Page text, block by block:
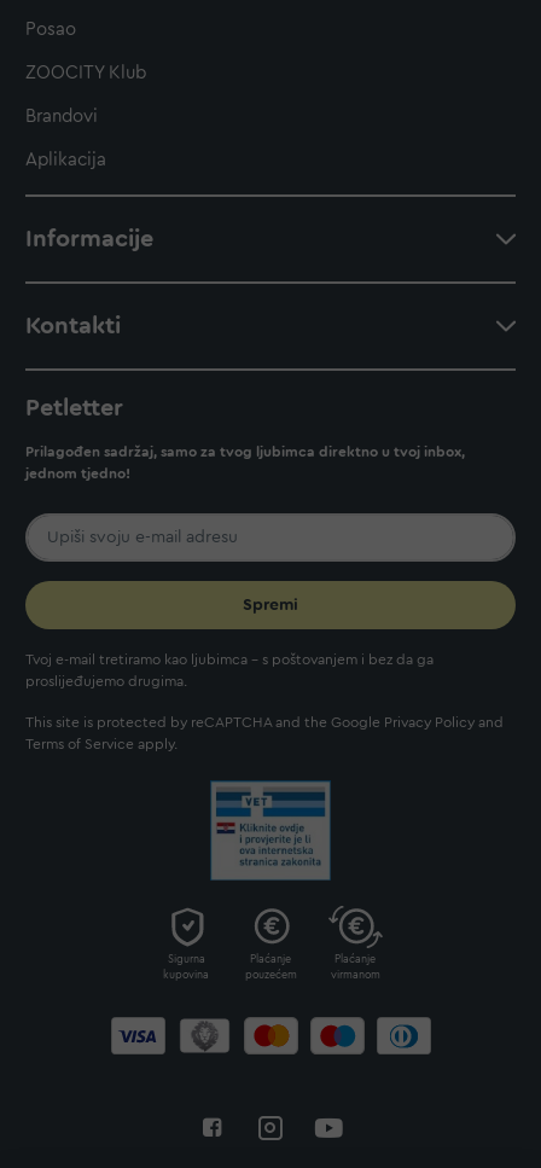
Posao
ZOOCITY Klub
Brandovi
Aplikacija
Informacije
Kontakti
Petletter
Prilagođen sadržaj, samo za tvog ljubimca direktno u tvoj inbox,
jednom tjedno!
Spremi
Tvoj e-mail tretiramo kao ljubimca - s poštovanjem i bez da ga
proslijeđujemo drugima.
This site is protected by reCAPTCHA and the Google Privacy Policy and
Terms of Service apply.
Sigurna
kupovina
Plaćanje
pouzećem
Plaćanje
virmanom